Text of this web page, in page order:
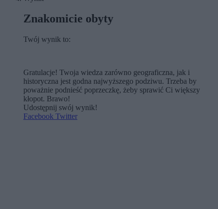
Znakomicie obyty
Twój wynik to:
Gratulacje! Twoja wiedza zarówno geograficzna, jak i
historyczna jest godna najwyższego podziwu. Trzeba by
poważnie podnieść poprzeczkę, żeby sprawić Ci większy
kłopot. Brawo!
Udostępnij swój wynik!
Facebook Twitter